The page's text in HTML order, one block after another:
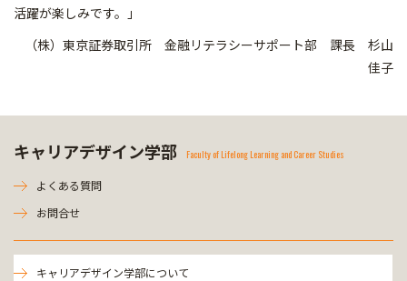
活躍が楽しみです。」
（株）東京証券取引所 金融リテラシーサポート部 課長 杉山
佳子
キャリアデザイン学部 Faculty of Lifelong Learning and Career Studies
よくある質問
お問合せ
キャリアデザイン学部について